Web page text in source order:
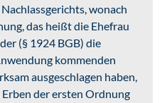
wonach
das heißt die Ehefrau
(§ 1924 BGB) die
kommenden
ausgeschlagen haben,
Erben der ersten Ordnung